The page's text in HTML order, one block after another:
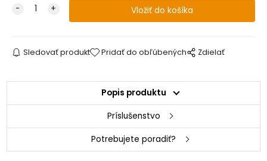
Sledovať produkt Pridať do obľúbených Zdielať
Popis produktu
Príslušenstvo
Potrebujete poradiť?